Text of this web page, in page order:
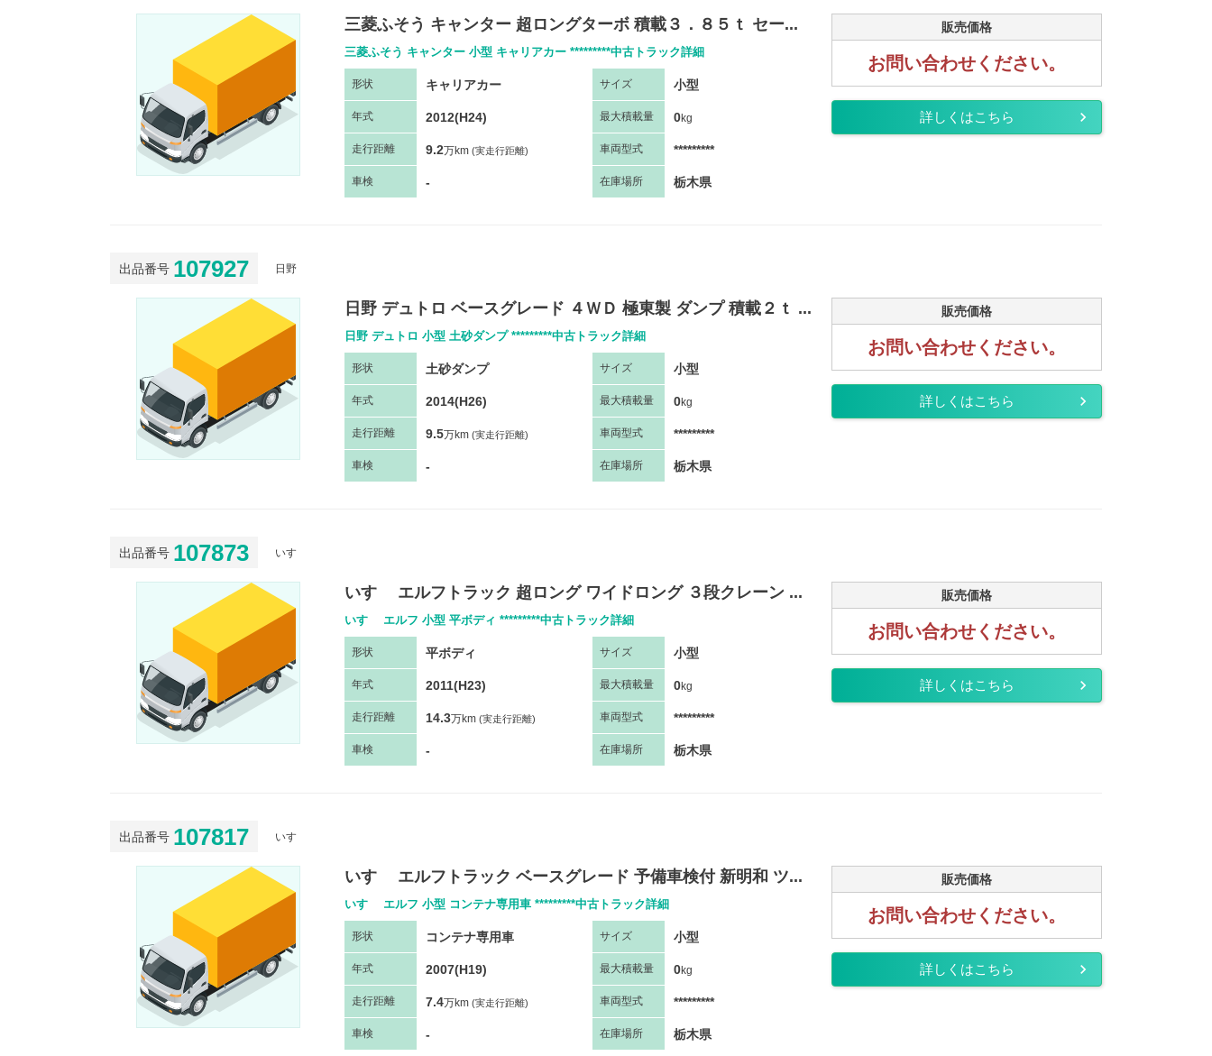
三菱ふそう キャンター 超ロングターボ 積載３．８５ｔ セー...
三菱ふそう キャンター 小型 キャリアカー *********中古トラック詳細
形状 キャリアカー サイズ 小型
年式 2012(H24) 最大積載量 0kg
走行距離 9.2万km (実走行距離) 車両型式 *********
車検 - 在庫場所 栃木県
販売価格
お問い合わせください。
詳しくはこちら
出品番号 107927 日野
日野 デュトロ ベースグレード ４ＷＤ 極東製 ダンプ 積載２ｔ ...
日野 デュトロ 小型 土砂ダンプ *********中古トラック詳細
形状 土砂ダンプ サイズ 小型
年式 2014(H26) 最大積載量 0kg
走行距離 9.5万km (実走行距離) 車両型式 *********
車検 - 在庫場所 栃木県
販売価格
お問い合わせください。
詳しくはこちら
出品番号 107873 いすゞ
いすゞ エルフトラック 超ロング ワイドロング ３段クレーン ...
いすゞ エルフ 小型 平ボディ *********中古トラック詳細
形状 平ボディ サイズ 小型
年式 2011(H23) 最大積載量 0kg
走行距離 14.3万km (実走行距離) 車両型式 *********
車検 - 在庫場所 栃木県
販売価格
お問い合わせください。
詳しくはこちら
出品番号 107817 いすゞ
いすゞ エルフトラック ベースグレード 予備車検付 新明和 ツ...
いすゞ エルフ 小型 コンテナ専用車 *********中古トラック詳細
形状 コンテナ専用車 サイズ 小型
年式 2007(H19) 最大積載量 0kg
走行距離 7.4万km (実走行距離) 車両型式 *********
車検 - 在庫場所 栃木県
販売価格
お問い合わせください。
詳しくはこちら